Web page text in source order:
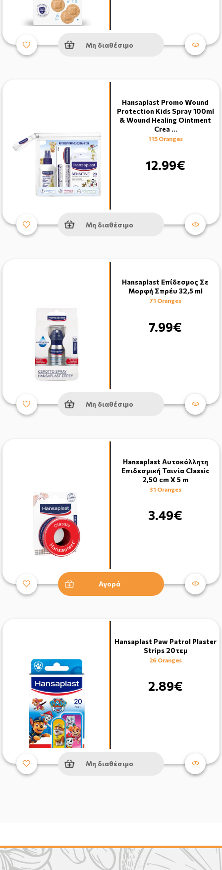
Μη διαθέσιμο
Hansaplast Promo Wound
Protection Kids Spray 100ml
& Wound Healing Ointment
Crea …
115 Oranges
12.99€
Μη διαθέσιμο
Hansaplast Επίδεσμος Σε
Μορφή Σπρέυ 32,5 ml
71 Oranges
7.99€
Μη διαθέσιμο
Hansaplast Αυτοκόλλητη
Επιδεσμική Ταινία Classic
2,50 cm X 5 m
31 Oranges
3.49€
Αγορά
Hansaplast Paw Patrol Plaster
Strips 20τεμ
26 Oranges
2.89€
Μη διαθέσιμο